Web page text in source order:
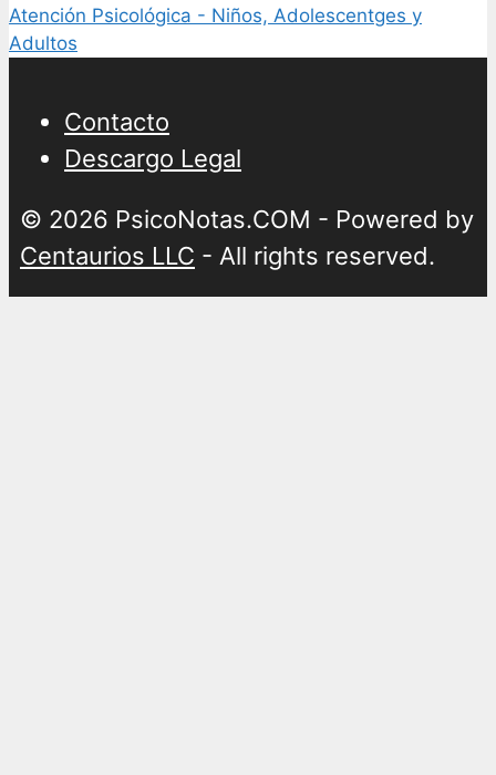
Atención Psicológica - Niños, Adolescentges y
Adultos
Contacto
Descargo Legal
© 2026 PsicoNotas.COM - Powered by
Centaurios LLC - All rights reserved.